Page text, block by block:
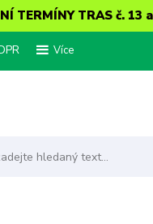
TERMÍNY TRAS č. 13
Více